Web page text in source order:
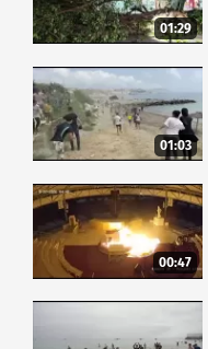
01:29
01:03
00:47